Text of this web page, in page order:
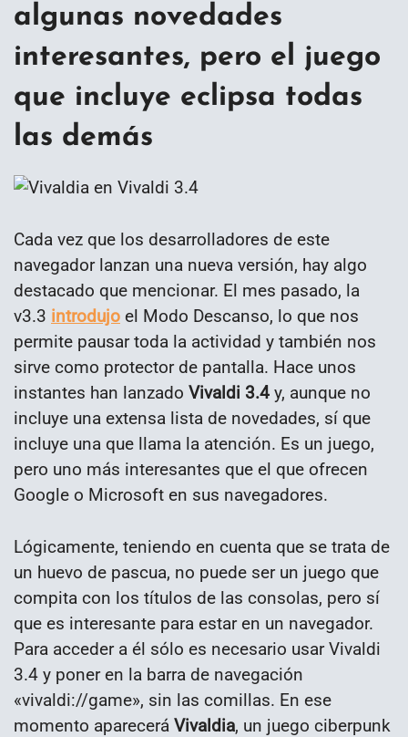
algunas novedades
interesantes, pero el juego
que incluye eclipsa todas
las demás
Cada vez que los desarrolladores de este
navegador lanzan una nueva versión, hay algo
destacado que mencionar. El mes pasado, la
v3.3 introdujo el Modo Descanso, lo que nos
permite pausar toda la actividad y también nos
sirve como protector de pantalla. Hace unos
instantes han lanzado Vivaldi 3.4 y, aunque no
incluye una extensa lista de novedades, sí que
incluye una que llama la atención. Es un juego,
pero uno más interesantes que el que ofrecen
Google o Microsoft en sus navegadores.
Lógicamente, teniendo en cuenta que se trata de
un huevo de pascua, no puede ser un juego que
compita con los títulos de las consolas, pero sí
que es interesante para estar en un navegador.
Para acceder a él sólo es necesario usar Vivaldi
3.4 y poner en la barra de navegación
«vivaldi://game», sin las comillas. En ese
momento aparecerá Vivaldia, un juego ciberpunk